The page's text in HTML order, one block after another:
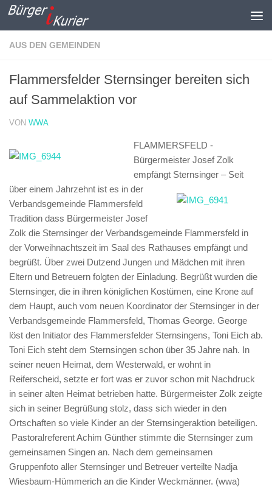
Zum Inhalt springen
AUS DEN GEMEINDEN
Flammersfelder Sternsinger bereiten sich
auf Sammelaktion vor
VON WWA
FLAMMERSFELD -
Bürgermeister Josef Zolk
empfängt Sternsinger – Seit
über einem Jahrzehnt ist es in der
Verbandsgemeinde Flammersfeld
Tradition dass Bürgermeister Josef
Zolk die Sternsinger der Verbandsgemeinde Flammersfeld in
der Vorweihnachtszeit im Saal des Rathauses empfängt und
begrüßt. Über zwei Dutzend Jungen und Mädchen mit ihren
Eltern und Betreuern folgten der Einladung. Begrüßt wurden die
Sternsinger, die in ihren königlichen Kostümen, eine Krone auf
dem Haupt, auch vom neuen Koordinator der Sternsinger in der
Verbandsgemeinde Flammersfeld, Thomas George. George
löst den Initiator des Flammersfelder Sternsingens, Toni Eich ab.
Toni Eich steht dem Sternsingen schon über 35 Jahre nah. In
seiner neuen Heimat, dem Westerwald, er wohnt in
Reiferscheid, setzte er fort was er zuvor schon mit Nachdruck
in seiner alten Heimat betrieben hatte. Bürgermeister Zolk zeigte
sich in seiner Begrüßung stolz, dass sich wieder in den
Ortschaften so viele Kinder an der Sternsingeraktion beteiligen.
Pastoralreferent Achim Günther stimmte die Sternsinger zum
gemeinsamen Singen an. Nach dem gemeinsamen
Gruppenfoto aller Sternsinger und Betreuer verteilte Nadja
Wiesbaum-Hümmerich an die Kinder Weckmänner. (wwa)